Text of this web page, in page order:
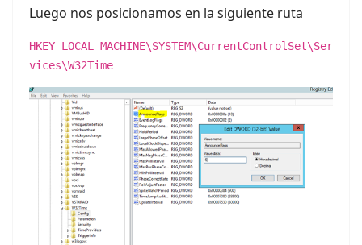
Luego nos posicionamos en la siguiente ruta
HKEY_LOCAL_MACHINE\SYSTEM\CurrentControlSet\Ser
vices\W32Time